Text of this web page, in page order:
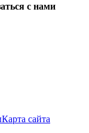
с нами
Карта сайта